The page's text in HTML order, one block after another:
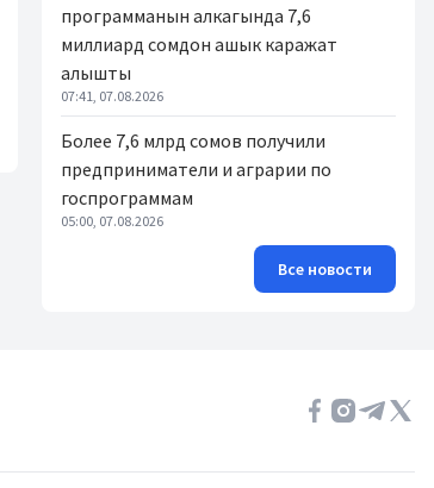
программанын алкагында 7,6
миллиард сомдон ашык каражат
алышты
07:41, 07.08.2026
Более 7,6 млрд сомов получили
предприниматели и аграрии по
госпрограммам
05:00, 07.08.2026
Все новости